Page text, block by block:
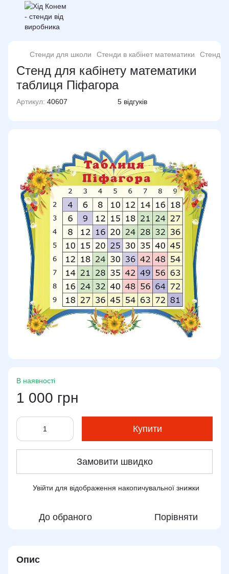
Стенди для школи Стенди в кабінет математики Стенд
Стенд для кабінету математики
таблиця Піфагора
Артикул: 40607 5 відгуків
В наявності
1 000 грн
Купити
Замовити швидко
Увійти для відображення накопичувальної знижки
До обраного Порівняти
Опис